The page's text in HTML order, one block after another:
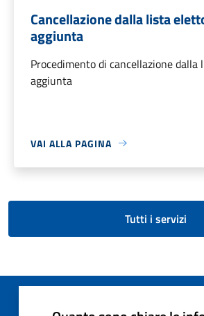
Cancellazione dalla lista
aggiunta
Procedimento di cancellazione
aggiunta
VAI ALLA PAGINA
Tutti i servizi